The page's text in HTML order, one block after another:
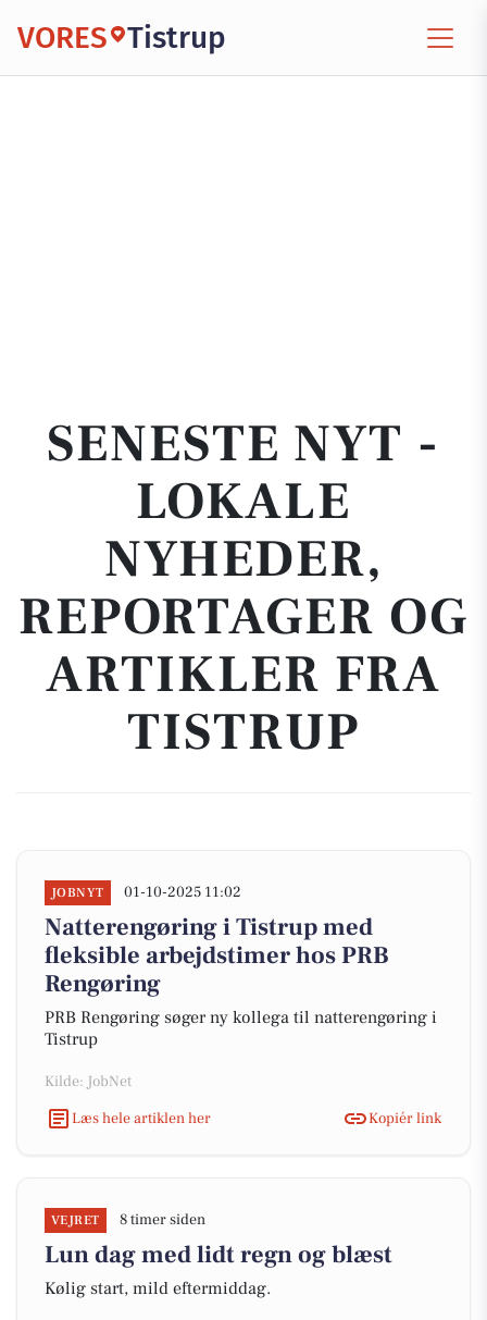
VORES Tistrup
SENESTE NYT -
LOKALE
NYHEDER,
REPORTAGER OG
ARTIKLER FRA
TISTRUP
JOBNYT 01-10-2025 11:02
Natterengøring i Tistrup med
fleksible arbejdstimer hos PRB
Rengøring
PRB Rengøring søger ny kollega til natterengøring i
Tistrup
Kilde: JobNet
Læs hele artiklen her
Kopiér link
VEJRET 8 timer siden
Lun dag med lidt regn og blæst
Kølig start, mild eftermiddag.